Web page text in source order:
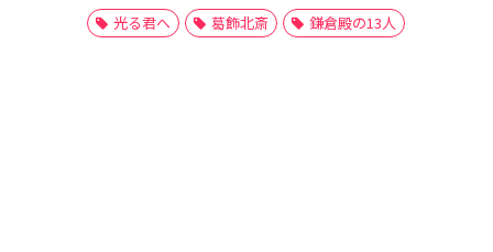
光る君へ
葛飾北斎 鎌倉殿の13人